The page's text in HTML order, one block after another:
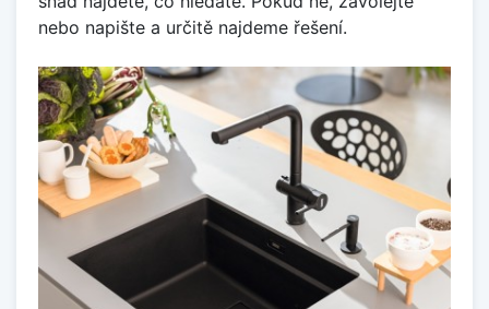
nebo napište a určitě najdeme řešení.